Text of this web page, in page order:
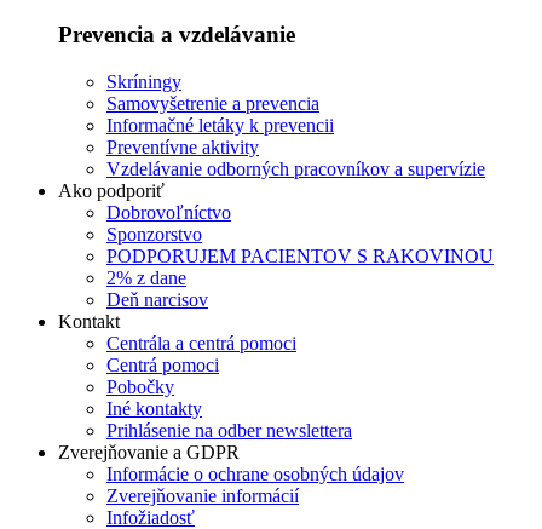
Prevencia a vzdelávanie
Skríningy
Samovyšetrenie a prevencia
Informačné letáky k prevencii
Preventívne aktivity
Vzdelávanie odborných pracovníkov a supervízie
Ako podporiť
Dobrovoľníctvo
Sponzorstvo
PODPORUJEM PACIENTOV S RAKOVINOU
2% z dane
Deň narcisov
Kontakt
Centrála a centrá pomoci
Centrá pomoci
Pobočky
Iné kontakty
Prihlásenie na odber newslettera
Zverejňovanie a GDPR
Informácie o ochrane osobných údajov
Zverejňovanie informácií
Infožiadosť